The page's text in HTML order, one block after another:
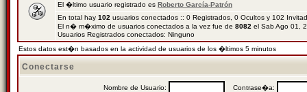
El �ltimo usuario registrado es Roberto García-Patrón
En total hay 102 usuarios conectados :: 0 Registrados, 0 Ocultos y 102
El n� m�ximo de usuarios conectados a la vez fue de 8082 el Sab Ago 01,
Usuarios Registrados conectados: Ninguno
Estos datos est�n basados en la actividad de usuarios de los �ltimos 5 minutos
Conectarse
Nombre de Usuario: Contrase�a: